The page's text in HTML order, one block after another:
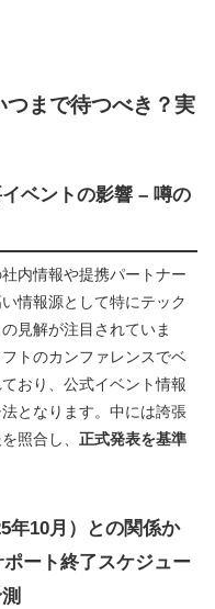
まで待つべき？実
ベントの影響 – 噂の
内情報や提携パートナー
情報源として特にテック
見解が注目されていま
トのカンファレンスでベ
おり、公式イベント情報
となります。中には誇張
照合し、 正式発表を基準
年10月）との関係か
ート終了スケジュー